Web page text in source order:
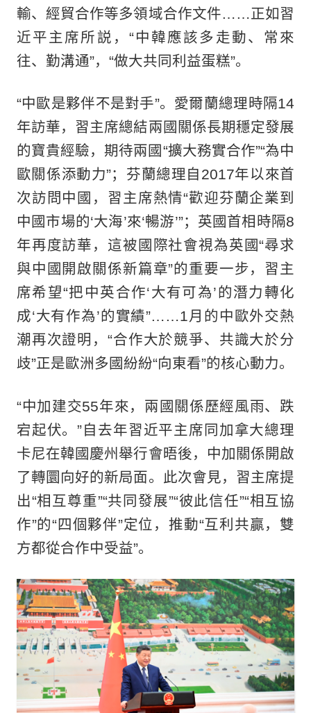
輸、經貿合作等多領域合作文件……正如習
近平主席所説，“中韓應該多走動、常來
往、勤溝通”，“做大共同利益蛋糕”。
“中歐是夥伴不是對手”。愛爾蘭總理時隔14
年訪華，習主席總結兩國關係長期穩定發展
的寶貴經驗，期待兩國“擴大務實合作”“為中
歐關係添動力”；芬蘭總理自2017年以來首
次訪問中國，習主席熱情“歡迎芬蘭企業到
中國市場的‘大海’來‘暢游’”；英國首相時隔8
年再度訪華，這被國際社會視為英國“尋求
與中國開啟關係新篇章”的重要一步，習主
席希望“把中英合作‘大有可為’的潛力轉化
成‘大有作為’的實績”……1月的中歐外交熱
潮再次證明，“合作大於競爭、共識大於分
歧”正是歐洲多國紛紛“向東看”的核心動力。
“中加建交55年來，兩國關係歷經風雨、跌
宕起伏。”自去年習近平主席同加拿大總理
卡尼在韓國慶州舉行會晤後，中加關係開啟
了轉圜向好的新局面。此次會見，習主席提
出“相互尊重”“共同發展”“彼此信任”“相互協
作”的“四個夥伴”定位，推動“互利共贏，雙
方都從合作中受益”。